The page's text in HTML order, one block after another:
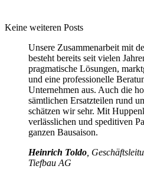
Keine weiteren Posts
Unsere Zusammenarbeit mit
besteht bereits seit vielen
pragmatische Lösungen,
und eine professionelle
Unternehmen aus. Auch die
sämtlichen Ersatzteilen rund
schätzen wir sehr. Mit
verlässlichen und speditiven
ganzen Bausaison.
Heinrich Toldo ,
Tiefbau AG